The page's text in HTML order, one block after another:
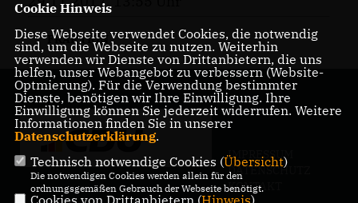
FRAKTION
IMPRESSUM
DATENSCHUTZ
KONTAKT
Cookie Hinweis
Diese Webseite verwendet Cookies, die notwendig
sind, um die Webseite zu nutzen. Weiterhin
verwenden wir Dienste von Drittanbietern, die uns
helfen, unser Webangebot zu verbessern (Website-
Optmierung). Für die Verwendung bestimmter
Dienste, benötigen wir Ihre Einwilligung. Ihre
Einwilligung können Sie jederzeit widerrufen. Weitere
Informationen finden Sie in unserer
Datenschutzerklärung.
Technisch notwendige Cookies (Übersicht)
Die notwendigen Cookies werden allein für den
ordnungsgemäßen Gebrauch der Webseite benötigt.
Cookies von Drittanbietern (Hinweis)